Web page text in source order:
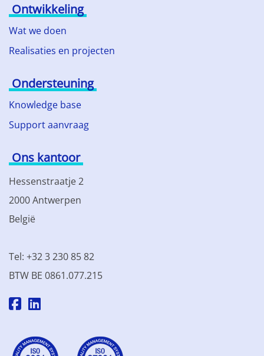
Ontwikkeling
Wat we doen
Realisaties en projecten
Ondersteuning
Knowledge base
Support aanvraag
Ons kantoor
Hessenstraatje 2
2000 Antwerpen
België
Tel: +32 3 230 85 82
BTW BE 0861.077.215